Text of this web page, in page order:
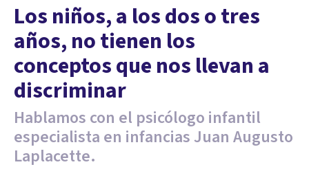
Los niños, a los dos o tres
años, no tienen los
conceptos que nos llevan a
discriminar
Hablamos con el psicólogo infantil
especialista en infancias Juan Augusto
Laplacette.